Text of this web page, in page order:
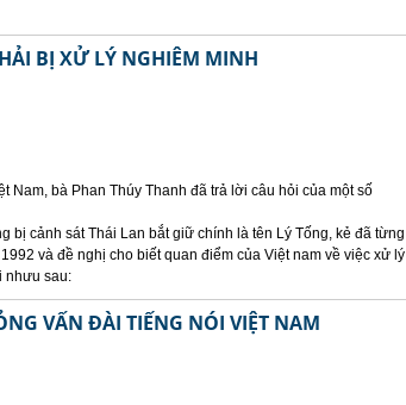
BỊ XỬ LÝ NGHIÊM MINH
Nam, bà Phan Thúy Thanh đã trả lời câu hỏi của một số
bị cảnh sát Thái Lan bắt giữ chính là tên Lý Tống, kẻ đã từng
và đề nghị cho biết quan điểm của Việt nam về việc xử lý
nhưu sau:
VẤN ĐÀI TIẾNG NÓI VIỆT NAM